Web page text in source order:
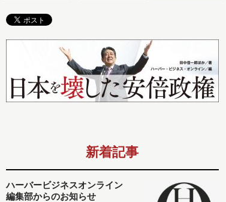
新着記事
ハーバービジネスオンライン
編集部からのお知らせ